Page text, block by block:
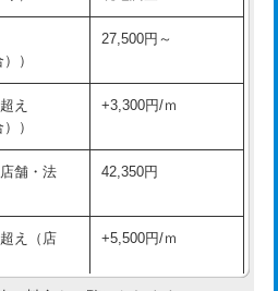
16,500円
現場見積
価格です。
水栓） 16,500円
事/3ｍ超
）
27,500円～
え
）
+3,300円/ｍ
舗・法
42,350円
え（店
+5,500円/ｍ